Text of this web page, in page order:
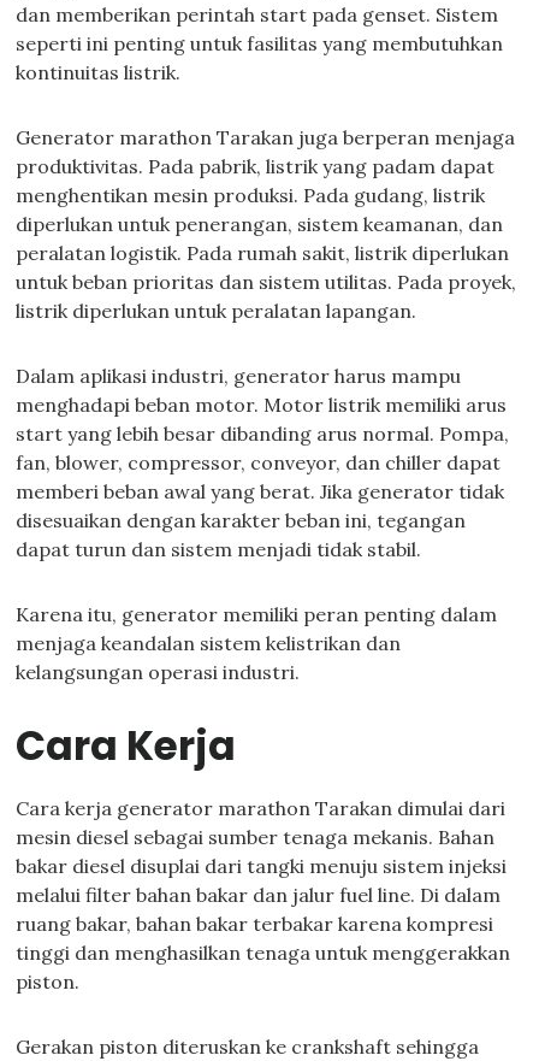
dan memberikan perintah start pada genset. Sistem
seperti ini penting untuk fasilitas yang membutuhkan
kontinuitas listrik.
Generator marathon Tarakan juga berperan menjaga
produktivitas. Pada pabrik, listrik yang padam dapat
menghentikan mesin produksi. Pada gudang, listrik
diperlukan untuk penerangan, sistem keamanan, dan
peralatan logistik. Pada rumah sakit, listrik diperlukan
untuk beban prioritas dan sistem utilitas. Pada proyek,
listrik diperlukan untuk peralatan lapangan.
Dalam aplikasi industri, generator harus mampu
menghadapi beban motor. Motor listrik memiliki arus
start yang lebih besar dibanding arus normal. Pompa,
fan, blower, compressor, conveyor, dan chiller dapat
memberi beban awal yang berat. Jika generator tidak
disesuaikan dengan karakter beban ini, tegangan
dapat turun dan sistem menjadi tidak stabil.
Karena itu, generator memiliki peran penting dalam
menjaga keandalan sistem kelistrikan dan
kelangsungan operasi industri.
Cara Kerja
Cara kerja generator marathon Tarakan dimulai dari
mesin diesel sebagai sumber tenaga mekanis. Bahan
bakar diesel disuplai dari tangki menuju sistem injeksi
melalui filter bahan bakar dan jalur fuel line. Di dalam
ruang bakar, bahan bakar terbakar karena kompresi
tinggi dan menghasilkan tenaga untuk menggerakkan
piston.
Gerakan piston diteruskan ke crankshaft sehingga